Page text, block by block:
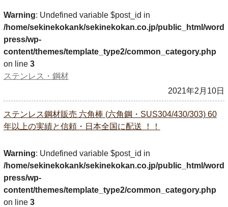
Warning: Undefined variable $post_id in
/home/sekinekokank/sekinekokan.co.jp/public_html/word
press/wp-
content/themes/template_type2/common_category.php
on line 3
ステンレス・鋼材
2021年2月10日
ステンレス鋼材販売 六角棒 (六角鋼・SUS304/430/303) 60
年以上の実績と信頼・日本全国に配送 ！！
Warning: Undefined variable $post_id in
/home/sekinekokank/sekinekokan.co.jp/public_html/word
press/wp-
content/themes/template_type2/common_category.php
on line 3